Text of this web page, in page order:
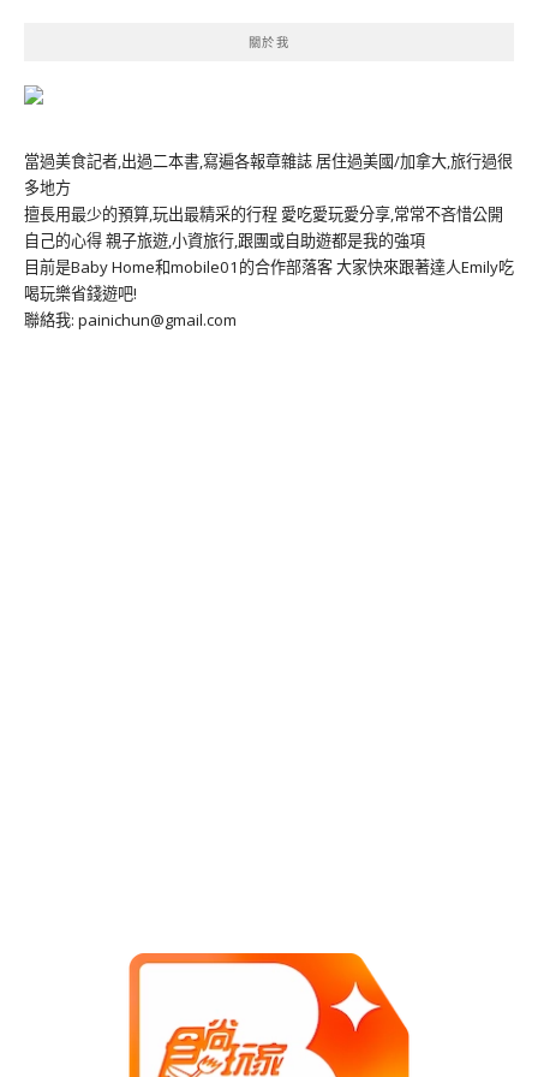
關於我
當過美食記者,出過二本書,寫遍各報章雜誌 居住過美國/加拿大,旅行過很
多地方
擅長用最少的預算,玩出最精采的行程 愛吃愛玩愛分享,常常不吝惜公開
自己的心得 親子旅遊,小資旅行,跟團或自助遊都是我的強項
目前是Baby Home和mobile01的合作部落客 大家快來跟著達人Emily吃
喝玩樂省錢遊吧!
聯絡我: painichun@gmail.com